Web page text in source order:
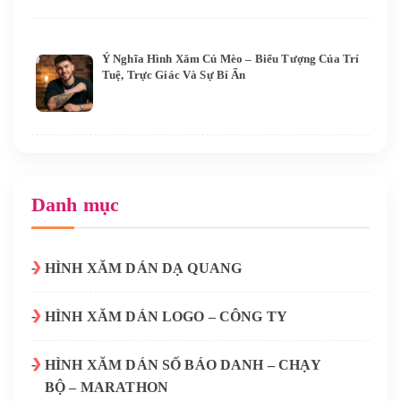
Ý Nghĩa Hình Xăm Cú Mèo – Biểu Tượng Của Trí
Tuệ, Trực Giác Và Sự Bí Ẩn
Danh mục
HÌNH XĂM DÁN DẠ QUANG
HÌNH XĂM DÁN LOGO – CÔNG TY
HÌNH XĂM DÁN SỐ BÁO DANH – CHẠY
BỘ – MARATHON